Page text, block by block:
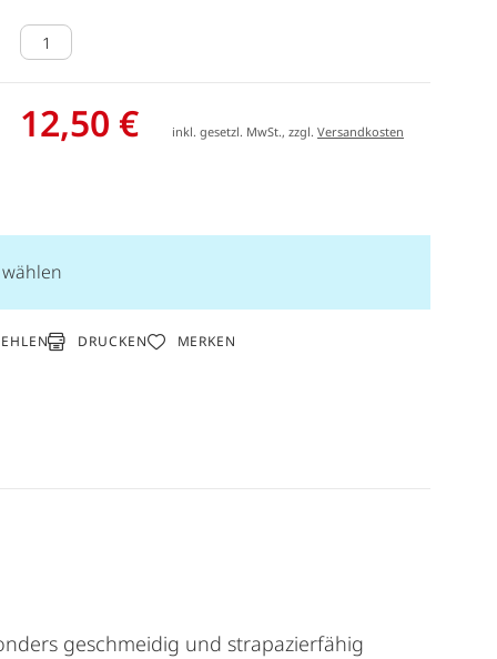
12,50 € inkl. gesetzl. MwSt., zzgl.Versandkosten
DRUCKEN MERKEN
geschmeidig und strapazierfähig